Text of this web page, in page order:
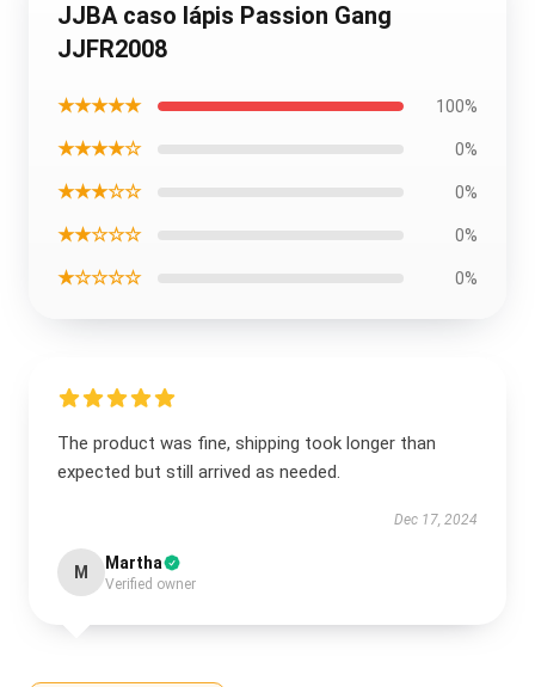
JJBA caso lápis Passion Gang
JJFR2008
★★★★★ 100%
★★★★☆ 0%
★★★☆☆ 0%
★★☆☆☆ 0%
★☆☆☆☆ 0%
The product was fine, shipping took longer than
expected but still arrived as needed.
Dec 17, 2024
M Martha
Verified owner